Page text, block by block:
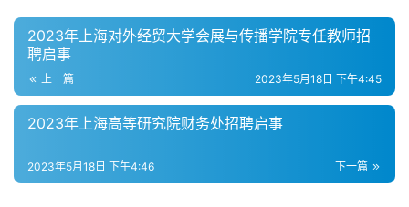
2023年上海对外经贸大学会展与传播学院专任教师招
聘启事
上一篇 2023年5月18日 下午4:45
2023年上海高等研究院财务处招聘启事
下一篇
2023年5月18日 下午4:46